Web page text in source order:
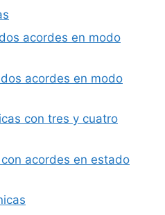
acordes en modo
acordes en modo
con tres y cuatro
acordes en estado